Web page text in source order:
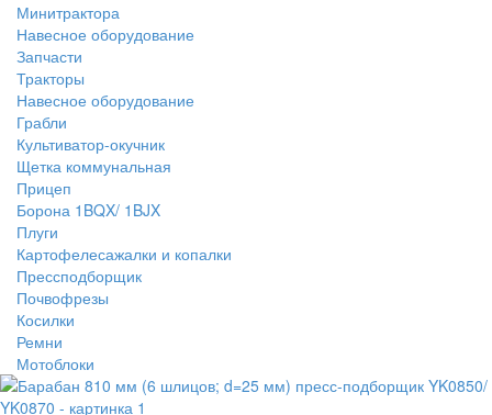
Минитрактора
Навесное оборудование
Запчасти
Тракторы
Навесное оборудование
Грабли
Культиватор-окучник
Щетка коммунальная
Прицеп
Борона 1BQX/ 1BJX
Плуги
Картофелесажалки и копалки
Прессподборщик
Почвофрезы
Косилки
Ремни
Мотоблоки